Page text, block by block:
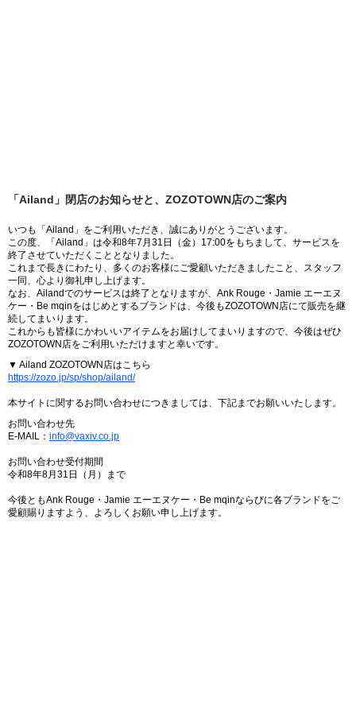
「Ailand」閉店のお知らせと、ZOZOTOWN店のご案内
いつも「Ailand」をご利用いただき、誠にありがとうございます。
この度、「Ailand」は令和8年7月31日（金）17:00をもちまして、サービスを
終了させていただくこととなりました。
これまで長きにわたり、多くのお客様にご愛顧いただきましたこと、スタッフ
一同、心より御礼申し上げます。
なお、Ailandでのサービスは終了となりますが、Ank Rouge・Jamie エーエヌ
ケー・Be mqinをはじめとするブランドは、今後もZOZOTOWN店にて販売を継
続してまいります。
これからも皆様にかわいいアイテムをお届けしてまいりますので、今後はぜひ
ZOZOTOWN店をご利用いただけますと幸いです。
▼ Ailand ZOZOTOWN店はこちら
https://zozo.jp/sp/shop/ailand/
本サイトに関するお問い合わせにつきましては、下記までお願いいたします。
お問い合わせ先
E-MAIL： info@vaxiv.co.jp
お問い合わせ受付期間
令和8年8月31日（月）まで
今後ともAnk Rouge・Jamie エーエヌケー・Be mqinならびに各ブランドをご
愛顧賜りますよう、よろしくお願い申し上げます。